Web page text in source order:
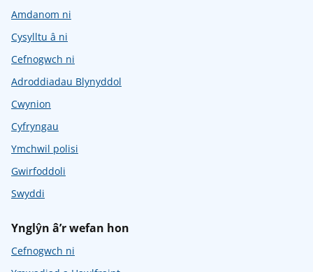
Amdanom ni
Cysylltu â ni
Cefnogwch ni
Adroddiadau Blynyddol
Cwynion
Cyfryngau
Ymchwil polisi
Gwirfoddoli
Swyddi
Ynglŷn â’r wefan hon
Cefnogwch ni